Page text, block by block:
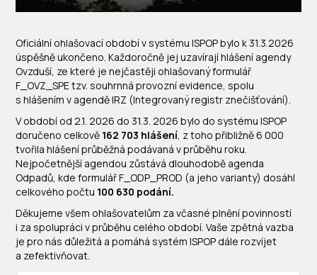
Oficiální ohlašovací období v systému ISPOP bylo k 31.3.2026
úspěšně ukončeno. Každoročně jej uzavírají hlášení agendy
Ovzduší, ze které je nejčastěji ohlašovaný formulář
F_OVZ_SPE tzv. souhrnná provozní evidence, spolu
s hlášením v agendě IRZ (Integrovaný registr znečišťování).
V období od 2.1. 2026 do 31.3. 2026 bylo do systému ISPOP
doručeno celkově 162 703 hlášení, z toho přibližně 6 000
tvořila hlášení průběžná podávaná v průběhu roku.
Nejpočetnější agendou zůstává dlouhodobě agenda
Odpadů, kde formulář F_ODP_PROD (a jeho varianty) dosáhl
celkového počtu 100 630 podání.
Děkujeme všem ohlašovatelům za včasné plnění povinností
i za spolupráci v průběhu celého období. Vaše zpětná vazba
je pro nás důležitá a pomáhá systém ISPOP dále rozvíjet
a zefektivňovat.